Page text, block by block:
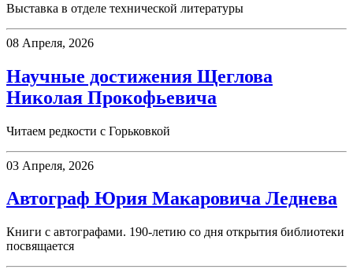
Выставка в отделе технической литературы
08 Апреля, 2026
Научные достижения Щеглова
Николая Прокофьевича
Читаем редкости с Горьковкой
03 Апреля, 2026
Автограф Юрия Макаровича Леднева
Книги с автографами. 190-летию со дня открытия библиотеки
посвящается